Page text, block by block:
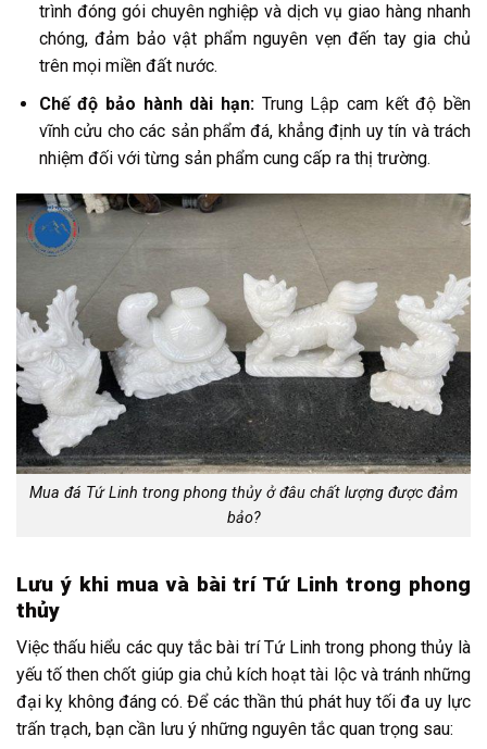
trình đóng gói chuyên nghiệp và dịch vụ giao hàng nhanh
chóng, đảm bảo vật phẩm nguyên vẹn đến tay gia chủ
trên mọi miền đất nước.
Chế độ bảo hành dài hạn: Trung Lập cam kết độ bền
vĩnh cửu cho các sản phẩm đá, khẳng định uy tín và trách
nhiệm đối với từng sản phẩm cung cấp ra thị trường.
Mua đá Tứ Linh trong phong thủy ở đâu chất lượng được đảm
bảo?
Lưu ý khi mua và bài trí Tứ Linh trong phong
thủy
Việc thấu hiểu các quy tắc bài trí Tứ Linh trong phong thủy là
yếu tố then chốt giúp gia chủ kích hoạt tài lộc và tránh những
đại kỵ không đáng có. Để các thần thú phát huy tối đa uy lực
trấn trạch, bạn cần lưu ý những nguyên tắc quan trọng sau: